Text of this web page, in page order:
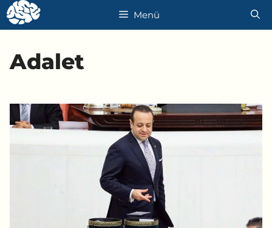
İçeriğe
atla
Menü
Adalet